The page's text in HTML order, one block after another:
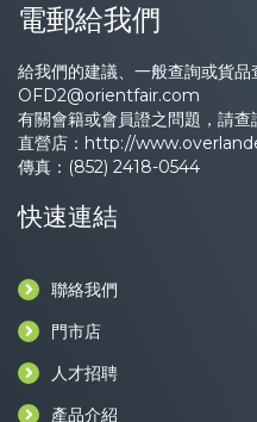
電郵給我們
給我們的建議、一般查詢或貨品
OFD2@orientfair.com
有關會籍或會員證之問題，請查
直營店： http://
傳真：(852) 2418-0544
快速連結
聯絡我們
門市店
人才招聘
產品介紹